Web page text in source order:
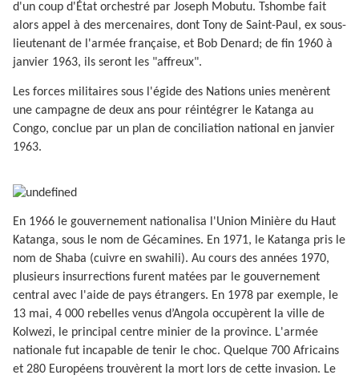
d'un coup d'État orchestré par Joseph Mobutu. Tshombe fait
alors appel à des mercenaires, dont Tony de Saint-Paul, ex sous-
lieutenant de l'armée française, et Bob Denard; de fin 1960 à
janvier 1963, ils seront les "affreux".
Les forces militaires sous l'égide des Nations unies menèrent
une campagne de deux ans pour réintégrer le Katanga au
Congo, conclue par un plan de conciliation national en janvier
1963.
En 1966 le gouvernement nationalisa l'Union Minière du Haut
Katanga, sous le nom de Gécamines. En 1971, le Katanga pris le
nom de Shaba (cuivre en swahili). Au cours des années 1970,
plusieurs insurrections furent matées par le gouvernement
central avec l'aide de pays étrangers. En 1978 par exemple, le
13 mai, 4 000 rebelles venus d’Angola occupèrent la ville de
Kolwezi, le principal centre minier de la province. L'armée
nationale fut incapable de tenir le choc. Quelque 700 Africains
et 280 Européens trouvèrent la mort lors de cette invasion. Le